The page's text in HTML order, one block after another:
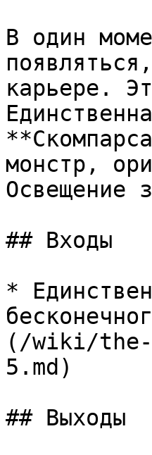
В один
карьере.
монстр,
Освещение
## Входы
*
(/wiki/the-
5.md)
## Выходы